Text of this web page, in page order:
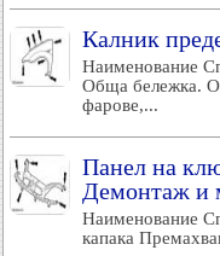
Калник
Наименование
Обща бележка.
фарове,...
Панел на
Демонтаж и
Наименование
капака